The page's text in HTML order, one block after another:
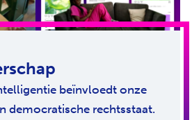
beïnvloedt onze
democratische rechtsstaat.